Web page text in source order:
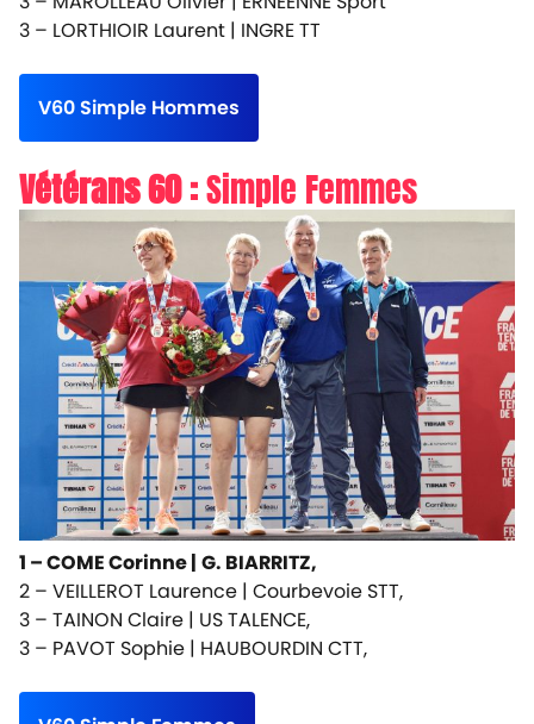
3 – LORTHIOIR Laurent | INGRE TT
V60 Simple Hommes
Vétérans 60 :Simple Femmes
1 – COME Corinne | G. BIARRITZ,
2 – VEILLEROT Laurence | Courbevoie STT,
3 – TAINON Claire | US TALENCE,
3 – PAVOT Sophie | HAUBOURDIN CTT,